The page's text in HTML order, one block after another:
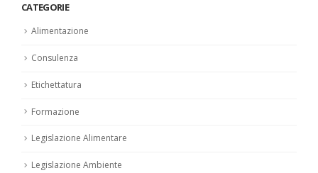
CATEGORIE
Alimentazione
Consulenza
Etichettatura
Formazione
Legislazione Alimentare
Legislazione Ambiente